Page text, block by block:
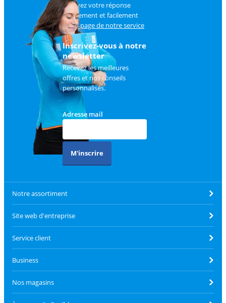
Trouvez votre réponse
rapidement et facilement
surla page de notre service
client.
Inscrivez-vous à notre
newsletter
Recevez les meilleures
offres et nos conseils
personnalisés.
Adresse mail
M'inscrire
Notre assortiment
Site web d'entreprise
Service client
Business
Nos magasins